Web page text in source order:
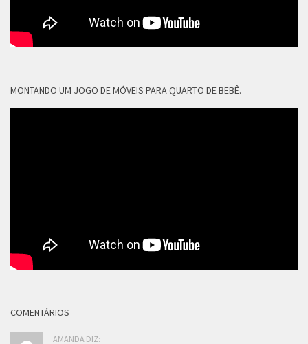
MONTANDO UM JOGO DE MÓVEIS PARA QUARTO DE BEBÊ.
COMENTÁRIOS
AMANDA DIZ: